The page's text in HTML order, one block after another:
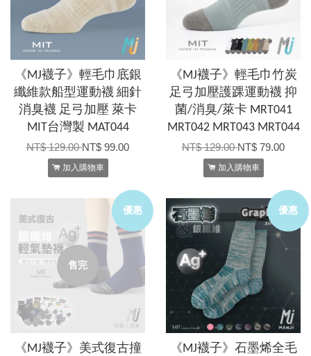
《MJ襪子》輕毛巾底銀
纖維款船型運動襪 細針
消臭襪 足弓加壓 萊卡
MIT台灣製 MAT044
NT$ 129.00NT$ 99.00
加入購物車
《MJ襪子》輕毛巾竹炭
足弓加壓護踝運動襪 抑
菌/消臭/萊卡 MRT041
MRT042 MRT043 MRT044
NT$ 129.00NT$ 79.00
加入購物車
優惠
售完
《MJ襪子》美式復古撞
優惠
《MJ襪子》石墨烯全毛